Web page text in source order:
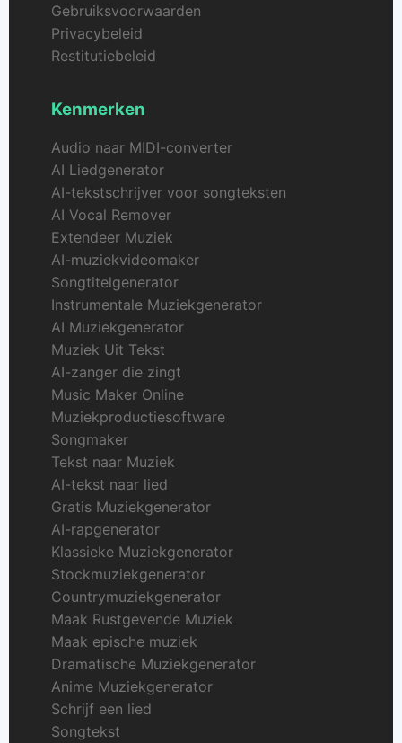
Gebruiksvoorwaarden
Privacybeleid
Restitutiebeleid
Kenmerken
Audio naar MIDI-converter
AI Liedgenerator
AI-tekstschrijver voor songteksten
AI Vocal Remover
Extendeer Muziek
AI-muziekvideomaker
Songtitelgenerator
Instrumentale Muziekgenerator
AI Muziekgenerator
Muziek Uit Tekst
AI-zanger die zingt
Music Maker Online
Muziekproductiesoftware
Songmaker
Tekst naar Muziek
AI-tekst naar lied
Gratis Muziekgenerator
AI-rapgenerator
Klassieke Muziekgenerator
Stockmuziekgenerator
Countrymuziekgenerator
Maak Rustgevende Muziek
Maak epische muziek
Dramatische Muziekgenerator
Anime Muziekgenerator
Schrijf een lied
Songtekst